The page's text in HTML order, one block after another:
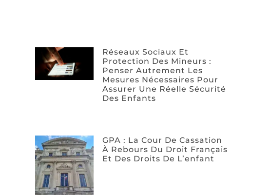
Réseaux Sociaux Et
Protection Des Mineurs :
Penser Autrement Les
Mesures Nécessaires Pour
Assurer Une Réelle Sécurité
Des Enfants
GPA : La Cour De Cassation
À Rebours Du Droit Français
Et Des Droits De L’enfant